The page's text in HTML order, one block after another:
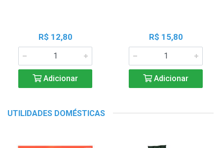
R$ 12,80
Adicionar
R$ 15,80
Adicionar
UTILIDADES DOMÉSTICAS